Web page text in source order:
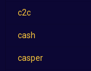
c2c
cash
casper